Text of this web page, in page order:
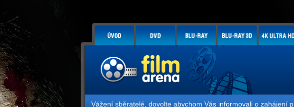
Vážení sběratelé, dovolte abychom Vás informovali o zahájení